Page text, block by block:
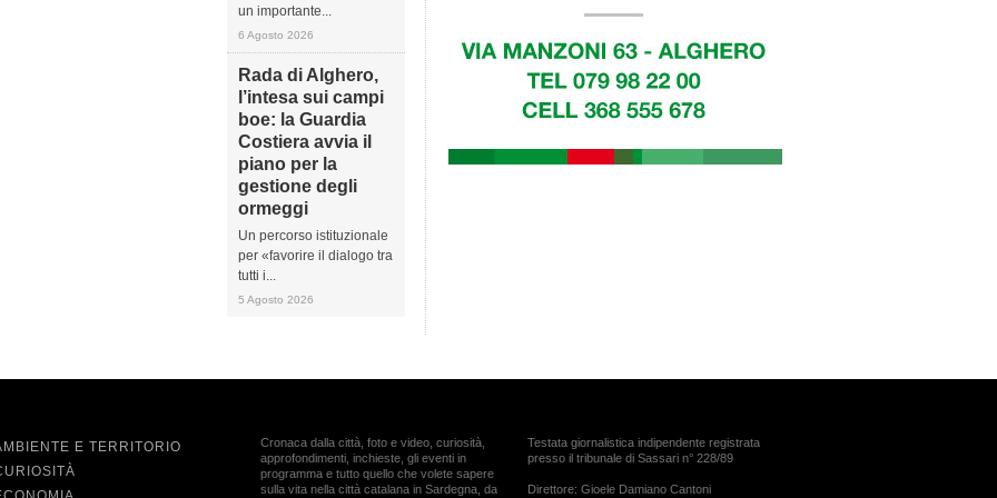
un importante...
6 Agosto 2026
Rada di Alghero,
l’intesa sui campi
boe: la Guardia
Costiera avvia il
piano per la
gestione degli
ormeggi
Un percorso istituzionale
per «favorire il dialogo tra
tutti i...
5 Agosto 2026
E TERRITORIO
Cronaca dalla città, foto e video, curiosità,
approfondimenti, inchieste, gli eventi in
programma e tutto quello che volete sapere
sulla vita nella città catalana in Sardegna, da
Testata giornalistica indipendente registrata
presso il tribunale di Sassari n° 228/89
Direttore: Gioele Damiano Cantoni